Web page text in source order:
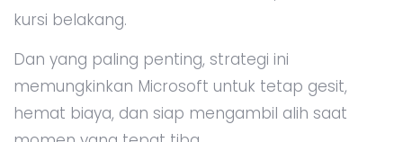
kursi belakang.
Dan yang paling penting, strategi ini
memungkinkan Microsoft untuk tetap gesit,
hemat biaya, dan siap mengambil alih saat